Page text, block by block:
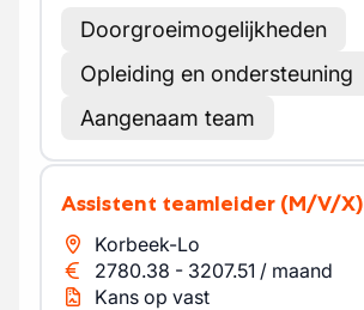
Doorgroeimogelijkheden
Opleiding en ondersteuning
Aangenaam team
Assistent teamleider (M/V/X)
Korbeek-Lo
2780.38 - 3207.51 / maand
Kans op vast